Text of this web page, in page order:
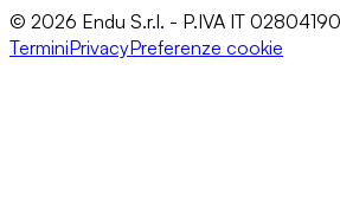
© 2026 Endu S.r.l. - P.IVA IT
TerminiPrivacyPreferenze cookie